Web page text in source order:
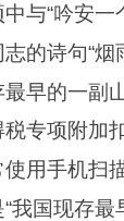
与“吟安一
的诗句“烟
早的一副
专项附加
用手机扫
我国现存最